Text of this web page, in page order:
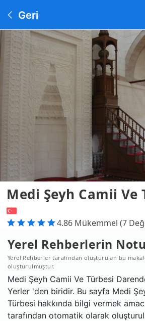
Geri
Medi Şeyh Camii Ve
4.86 Mükemmel (7
Yerel Rehberlerin Notu
Yerel Rehberler tarafından oluşturulan bu
oluşturulmuştur.
Medi Şeyh Camii Ve Türbesi
Yerler 'den biridir. Bu sayfa Medi
Türbesi hakkında bilgi vermek
tarafından otomatik olarak